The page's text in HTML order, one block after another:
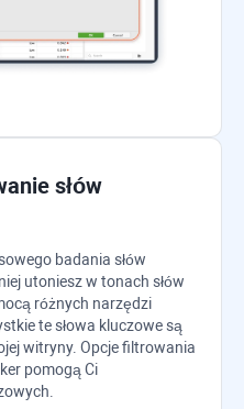
słów
badania słów
utoniesz w tonach słów
różnych narzędzi
te słowa kluczowe są
witryny. Opcje filtrowania
pomogą Ci